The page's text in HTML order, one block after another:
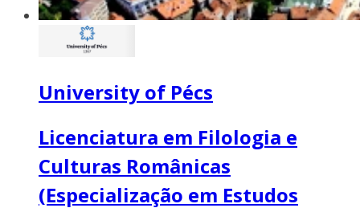
University of Pécs
Licenciatura em Filologia e
Culturas Românicas
(Especialização em Estudos